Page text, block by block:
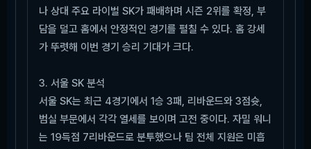
나 상대 주요 라이벌 SK가 패배하며 시즌 2위를 확정, 부
담을 덜고 홈에서 안정적인 경기를 펼칠 수 있다. 홈 강세
가 뚜렷해 이번 경기 승리 기대가 크다.
3. 서울 SK 분석
서울 SK는 최근 4경기에서 1승 3패, 리바운드와 3점슛,
범실 부문에서 각각 열세를 보이며 고전 중이다. 자밀 워니
는 19득점 7리바운드로 분투했으나 팀 전체 지원은 미흡